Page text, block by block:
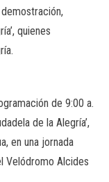
demostración,
quienes
de 9:00 a.
de la Alegría’,
en una jornada
Velódromo Alcides